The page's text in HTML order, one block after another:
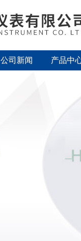
公司新闻 产品中